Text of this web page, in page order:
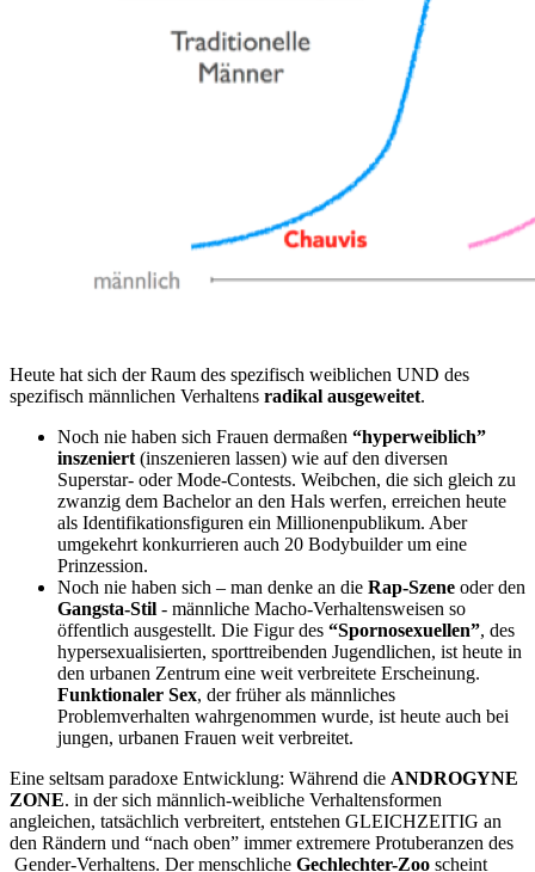
Heute hat sich der Raum des spezifisch weiblichen UND des
spezifisch männlichen Verhaltens radikal ausgeweitet.
Noch nie haben sich Frauen dermaßen “hyperweiblich”
inszeniert(inszenieren lassen) wie auf den diversen
Superstar- oder Mode-Contests. Weibchen, die sich gleich zu
zwanzig dem Bachelor an den Hals werfen, erreichen heute
als Identifikationsfiguren ein Millionenpublikum. Aber
umgekehrt konkurrieren auch 20 Bodybuilder um eine
Prinzession.
Noch nie haben sich – man denke an die Rap-Szene oder den
Gangsta-Stil - männliche Macho-Verhaltensweisen so
öffentlich ausgestellt. Die Figur des “Spornosexuellen”, des
hypersexualisierten, sporttreibenden Jugendlichen, ist heute in
den urbanen Zentrum eine weit verbreitete Erscheinung.
Funktionaler Sex, der früher als männliches
Problemverhalten wahrgenommen wurde, ist heute auch bei
jungen, urbanen Frauen weit verbreitet.
Eine seltsam paradoxe Entwicklung: Während die ANDROGYNE
ZONE. in der sich männlich-weibliche Verhaltensformen
angleichen, tatsächlich verbreitert, entstehen GLEICHZEITIG an
den Rändern und “nach oben” immer extremere Protuberanzen des
Gender-Verhaltens. Der menschliche Gechlechter-Zoo scheint